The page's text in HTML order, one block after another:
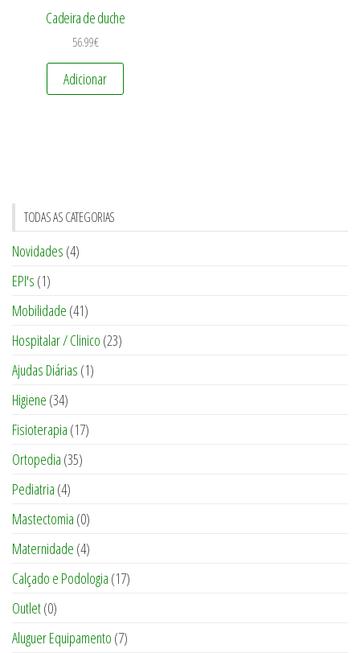
Cadeira de duche
56.99€
Adicionar
TODAS AS CATEGORIAS
Novidades (4)
EPI's (1)
Mobilidade (41)
Hospitalar / Clinico (23)
Ajudas Diárias (1)
Higiene (34)
Fisioterapia (17)
Ortopedia (35)
Pediatria (4)
Mastectomia (0)
Maternidade (4)
Calçado e Podologia (17)
Outlet(0)
Aluguer Equipamento (7)